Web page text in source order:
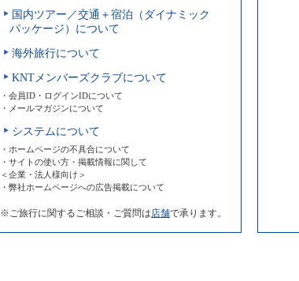
国内ツアー／交通＋宿泊（ダイナミック
パッケージ）について
海外旅行について
KNTメンバーズクラブについて
・会員ID・ログインIDについて
・メールマガジンについて
システムについて
・ホームページの不具合について
・サイトの使い方・掲載情報に関して
＜企業・法人様向け＞
・弊社ホームページへの広告掲載について
※ご旅行に関するご相談・ご質問は店舗で承ります。